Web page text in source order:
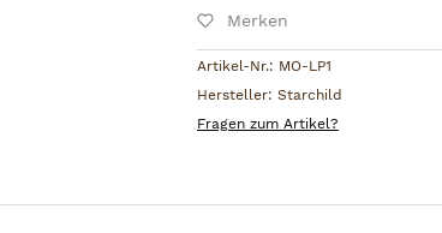
Apricot (Prunus
Sunflower (Helianthus
Avocado (Persea
Labdanum (Cistus
Bergamot (Citrus
Merken
Artikel-Nr.: MO-LP1
Hersteller: Starchild
Fragen zum Artikel?